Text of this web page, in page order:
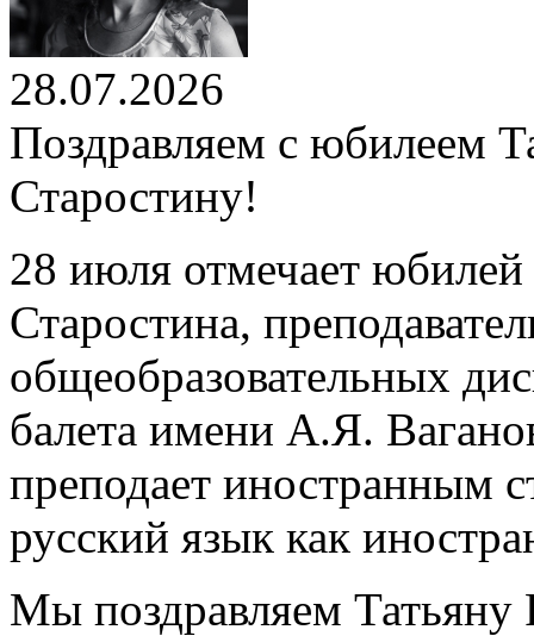
28.07.2026
Поздравляем с юбилеем
Старостину!
28 июля отмечает
Старостина,
общеобразовательных
балета имени А.Я.
преподает иностранным
русский язык как
Мы поздравляем